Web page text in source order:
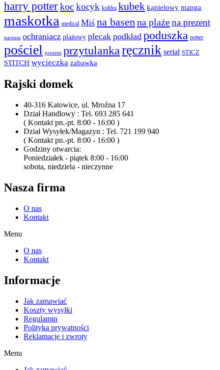
harry potterkoc kocyk kołdra kubek kąpielowy manga
maskotka medical Miś na basenna plażena prezent
narzuta ochraniacz plażowy plecak podkład poduszka potter
pościel prezent przytulankaręcznik serial STICZ
STITCH wycieczka zabawka
Rajski domek
40-316 Katowice, ul. Mroźna 17
Dział Handlowy : Tel. 693 285 641
( Kontakt pn.-pt. 8:00 - 16:00 )
Dział Wysyłek/Magazyn : Tel. 721 199 940
( Kontakt pn.-pt. 8:00 - 16:00 )
Godziny otwarcia:
Poniedziałek - piątek 8:00 - 16:00
sobota, niedziela - nieczynne
Nasza firma
O nas
Kontakt
Menu
O nas
Kontakt
Informacje
Jak zamawiać
Koszty wysyłki
Regulamin
Polityka prywatności
Reklamacje i zwroty
Menu